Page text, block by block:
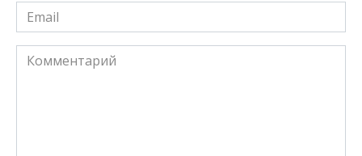
Email
*
Комментарий